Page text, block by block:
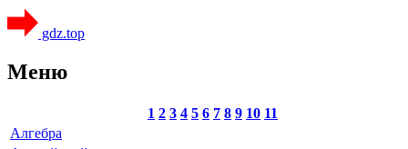
gdz.top
Меню
1 2 3 4 5 6 7 8 9 10 11
Алгебра